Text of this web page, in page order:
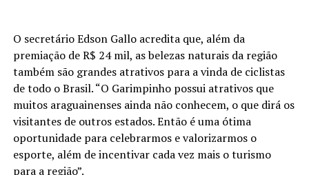
O secretário Edson Gallo acredita que, além da
premiação de R$ 24 mil, as belezas naturais da região
também são grandes atrativos para a vinda de ciclistas
de todo o Brasil. “O Garimpinho possui atrativos que
muitos araguainenses ainda não conhecem, o que dirá os
visitantes de outros estados. Então é uma ótima
oportunidade para celebrarmos e valorizarmos o
esporte, além de incentivar cada vez mais o turismo
para a região”.